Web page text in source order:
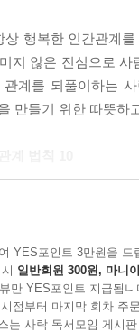
상 행복한 인간관계
지 않은 진심으로
계를 되풀이하는
만들기 위한 따뜻
로 바꾼다
한다
찬한다
YES포인트 3만원을 드
일반회원 300원, 마니
만 YES포인트 지급됩니
점부터 마지막 회차 주
는 사락 독서모임 게시